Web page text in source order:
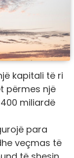
kapitali të ri
përmes një
miliardë
para
veçmas të